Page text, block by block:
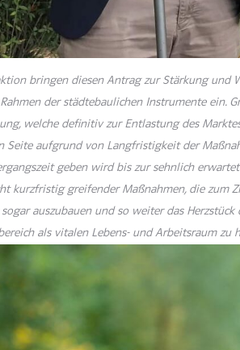
bringen diesen Antrag zur Stärkung
der städtebaulichen Instrumente ein.
welche definitiv zur Entlastung des
Seite aufgrund von Langfristigkeit der
geben wird bis zur sehnlich
kurzfristig greifender Maßnahmen, die zum
auszubauen und so weiter das
als vitalen Lebens- und Arbeitsraum zu